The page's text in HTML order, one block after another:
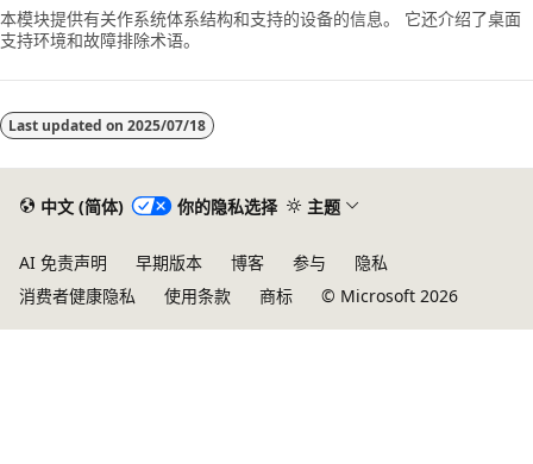
本模块提供有关作系统体系结构和支持的设备的信息。 它还介绍了桌面
支持环境和故障排除术语。
Last updated on 2025/07/18
中文 (简体) 你的隐私选择 主题
AI 免责声明 早期版本 博客 参与
隐私
消费者健康隐私
使用条款 商标 © Microsoft 2026